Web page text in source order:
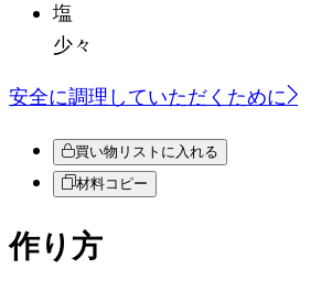
塩
少々
安全に調理していただくために
買い物リストに入れる
材料コピー
作り方